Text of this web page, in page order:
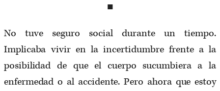
■
No tuve seguro social durante un tiempo.
Implicaba vivir en la incertidumbre frente a la
posibilidad de que el cuerpo sucumbiera a la
enfermedad o al accidente. Pero ahora que estoy